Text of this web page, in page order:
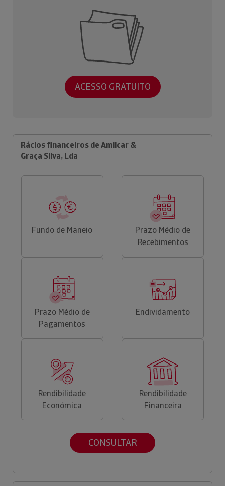
ACESSO GRATUITO
Rácios financeiros de Amilcar &
Graça Silva, Lda
Fundo de Maneio
Prazo Médio de
Recebimentos
Prazo Médio de
Pagamentos
Endividamento
Rendibilidade
Económica
Rendibilidade
Financeira
CONSULTAR